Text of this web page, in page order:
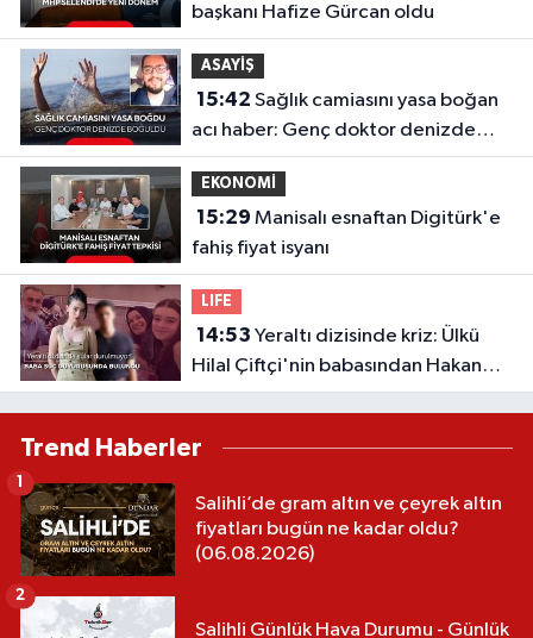
başkanı Hafize Gürcan oldu
ASAYİŞ
15:42
acı haber: Genç doktor denizde
boğuldu
EKONOMİ
15:29
fahiş fiyat isyanı
LIFE
14:53
Hilal Çiftçi'nin babasından Hakan
Çelebi ve OnTalent Menajerlik
Trend Haberler
Salihli’de gram altın ve çeyrek altın
fiyatları bugün ne kadar oldu?
(06.08.2026)
1
Salihli Günlük Hava Durumu - Günlük
2